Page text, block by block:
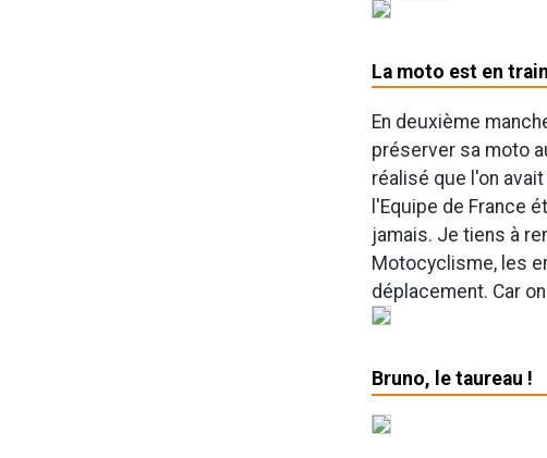
La moto est en
En deuxième
préserver sa moto
réalisé que l'on
l'Equipe de France
jamais. Je tiens à
Motocyclisme, les
déplacement. Car
Bruno, le taureau !